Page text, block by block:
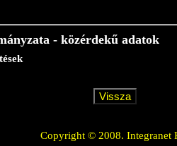
- közérdekű adatok
Copyright © 2008. Integranet